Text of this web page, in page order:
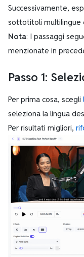
Successivamente,
sottotitoli multilingue
Nota: I passaggi
menzionate in
Passo 1:
Per prima cosa, scegli
seleziona la lingua
Per risultati migliori,